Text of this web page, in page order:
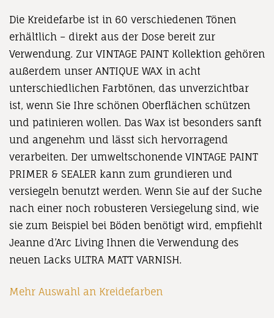
Die Kreidefarbe ist in 60 verschiedenen Tönen
erhältlich – direkt aus der Dose bereit zur
Verwendung. Zur VINTAGE PAINT Kollektion gehören
außerdem unser ANTIQUE WAX in acht
unterschiedlichen Farbtönen, das unverzichtbar
ist, wenn Sie Ihre schönen Oberflächen schützen
und patinieren wollen. Das Wax ist besonders sanft
und angenehm und lässt sich hervorragend
verarbeiten. Der umweltschonende VINTAGE PAINT
PRIMER & SEALER kann zum grundieren und
versiegeln benutzt werden. Wenn Sie auf der Suche
nach einer noch robusteren Versiegelung sind, wie
sie zum Beispiel bei Böden benötigt wird, empfiehlt
Jeanne d’Arc Living Ihnen die Verwendung des
neuen Lacks ULTRA MATT VARNISH.
Mehr Auswahl an Kreidefarben